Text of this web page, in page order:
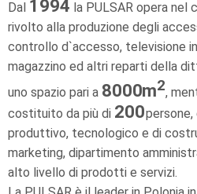
Dal 1994 la PULSAR opera nel
rivolto alla produzione degli
controllo d`accesso, televisione
magazzino ed altri reparti della
uno spazio pari a 8000m2,
costituito da più di 200persone,
produttivo, tecnologico e di
marketing, dipartimento
alto livello di prodotti e servizi.